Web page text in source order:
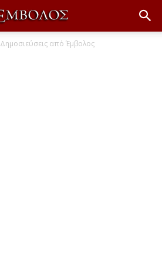
Δημοσιεύσεις από Έμβολος